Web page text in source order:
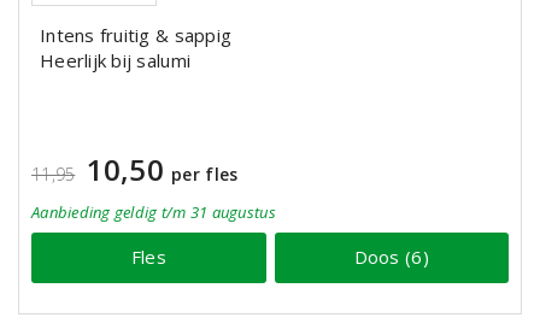
Intens fruitig & sappig
Heerlijk bij salumi
11,95 10,50 per fles
Aanbieding geldig t/m 31 augustus
Fles Doos (6)